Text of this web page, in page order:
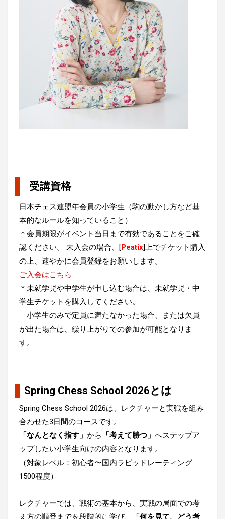
受講資格
日本チェス連盟年会員の小学生（駒の動かし方など基
本的なルールを知っていること）
＊会員期限がイベント当日まで有効であることをご確
認ください。 未入会の場合、[Peatix]上でチケット購入
の上、速やかに会員登録をお願いします。
ご入会はこちら
＊未就学児や中学生が申し込む場合は、未就学児・中
学生チケットを購入してください。
小学生のみで定員に満たなかった場合、または欠員
が出た場合は、繰り上がりでの参加が可能となりま
す。
Spring Chess School 2026とは
Spring Chess School 2026は、レクチャーと実戦を組み
合わせた3日間のコースです。
「なんとなく指す」 から 「考えて勝つ」 へステップア
ップしたい小学生向けの内容となります。
（対象レベル：初心者〜国内ラピッドレーティング
1500程度）
レクチャーでは、戦術の基本から、実戦の局面での考
え方の順番までを段階的に学び、
「何を見て、どう考